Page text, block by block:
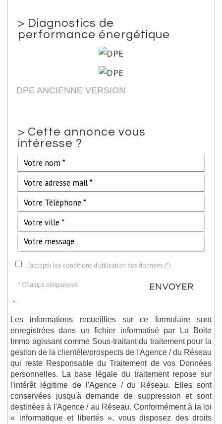
> Diagnostics de
performance énergétique
DPE ANCIENNE VERSION
> Cette annonce vous
intéresse ?
J'accepte les conditions d'utilisation des données (*)
* Champs obligatoires ENVOYER
* :
Les informations recueillies sur ce formulaire sont
enregistrées dans un fichier informatisé par La Boite
Immo agissant comme Sous-traitant du traitement pour la
gestion de la clientèle/prospects de l'Agence / du Réseau
qui reste Responsable du Traitement de vos Données
personnelles. La base légale du traitement repose sur
l'intérêt légitime de l'Agence / du Réseau. Elles sont
conservées jusqu'à demande de suppression et sont
destinées à l'Agence / au Réseau. Conformément à la loi
« informatique et libertés », vous disposez des droits